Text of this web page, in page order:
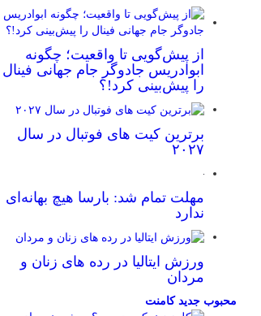
از پیش‌گویی تا واقعیت؛ چگونه
ابوادریس جادوگر جام جهانی فینال
را پیش‌بینی کرد!؟
برترین کیت های فوتبال در سال
۲۰۲۷
مهلت تمام شد: بارسا هیچ بهانه‌‌ای
ندارد
ورزش ایتالیا در رده های زنان و
مردان
محبوبجدیدکامنت